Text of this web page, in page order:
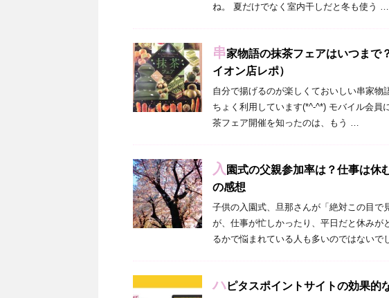
ね。 夏だけでなく室内干しだと冬も使う …
串家物語の抹茶フェアはいつま
イオン店レポ）
自分で揚げるのが楽しくておいしい串家物
ちょく利用しています(*^-^*) モバイル会
茶フェア開催を知ったのは、もう …
入 園式の父親参加率は？仕事は休
の感想
子供の入園式、旦那さんが「絶対この目で
が、仕事が忙しかったり、平日だと休みが
るかで悩まれている人も多いのではないで
ハピタスポイントサイトの効果的